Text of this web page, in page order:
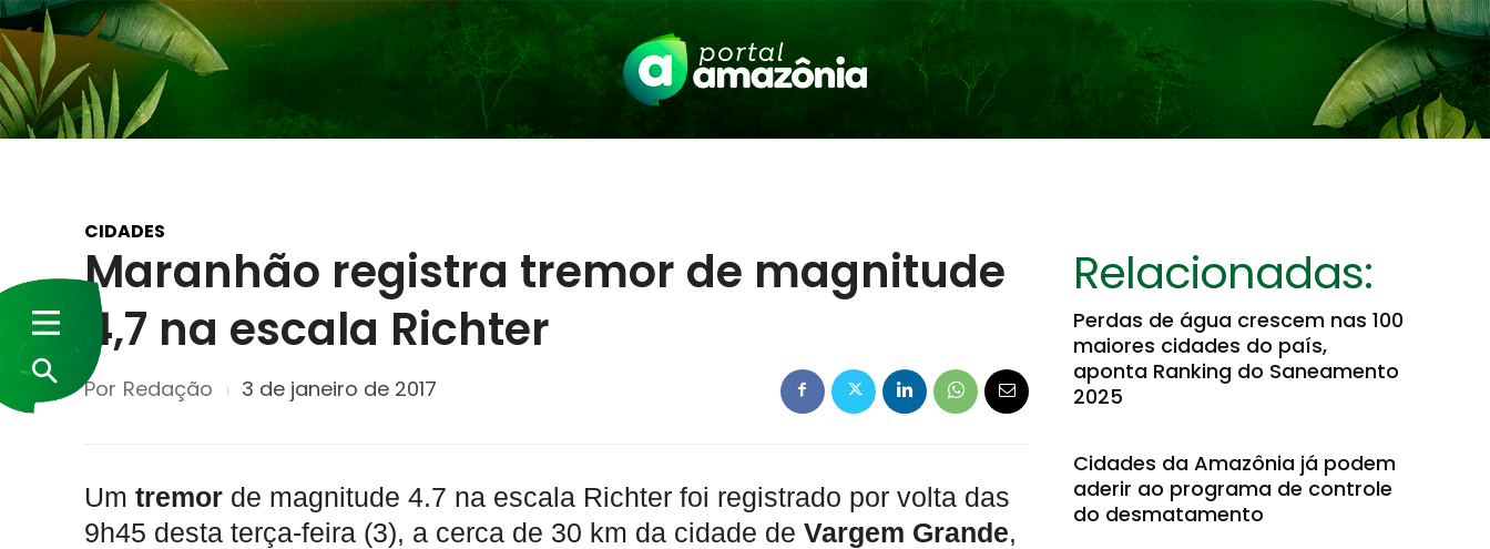
CIDADES
Maranhão registra tremor de magnitude
4,7 na escala Richter
Por Redação 3 de janeiro de 2017
Um tremor de magnitude 4.7 na escala Richter foi registrado por volta das
9h45 desta terça-feira (3), a cerca de 30 km da cidade de Vargem Grande,
Relacionadas:
Perdas de água crescem nas 100
maiores cidades do país,
aponta Ranking do Saneamento
2025
Cidades da Amazônia já podem
aderir ao programa de controle
do desmatamento